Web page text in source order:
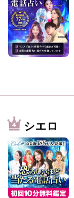
シエロ